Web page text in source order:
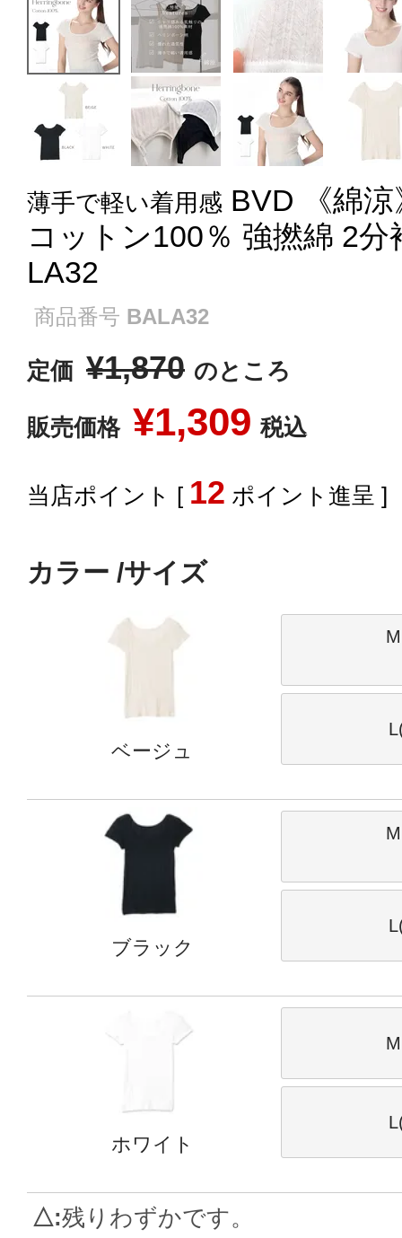
薄手で軽い着用感 BVD 《綿
コットン100％ 強撚綿 2
LA32
商品番号 BALA32
定価 ¥1,870 のところ
販売価格 ¥1,309 税込
[ 12 ポイント進呈 ]
カラー サイズ
ベージュ
ブラック
ホワイト
△ 残りわずかです。